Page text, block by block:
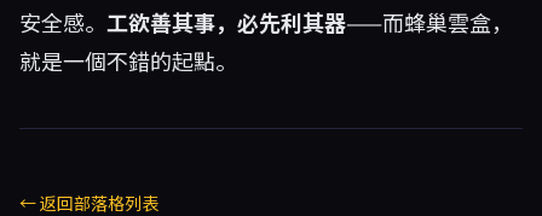
安全感。 工欲善其事，必先利其器——而蜂巢雲盒，
就是一個不錯的起點。
← 返回部落格列表